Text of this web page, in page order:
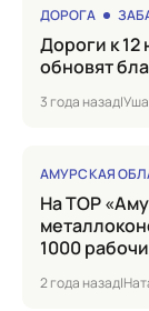
ДОРОГА
Дороги к 12 населённым пунктам Забайкалья
обновят
3 года назад|
АМУРСКАЯ
на ТОР «Амурская» новое производство
1000
2 года назад|